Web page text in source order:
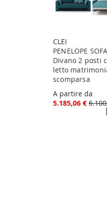
CLEI
PENELOPE
Divano 2 posti
letto
scomparsa
A partire da
5.185,06 €